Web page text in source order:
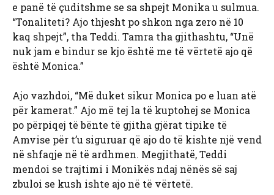
e panë të çuditshme se sa shpejt Monika u sulmua.
“Tonaliteti? Ajo thjesht po shkon nga zero në 10
kaq shpejt”, tha Teddi. Tamra tha gjithashtu, “Unë
nuk jam e bindur se kjo është me të vërtetë ajo që
është Monica.”
Ajo vazhdoi, “Më duket sikur Monica po e luan atë
për kamerat.” Ajo më tej la të kuptohej se Monica
po përpiqej të bënte të gjitha gjërat tipike të
Amvise për t’u siguruar që ajo do të kishte një vend
në shfaqje në të ardhmen. Megjithatë, Teddi
mendoi se trajtimi i Monikës ndaj nënës së saj
zbuloi se kush ishte ajo në të vërtetë.